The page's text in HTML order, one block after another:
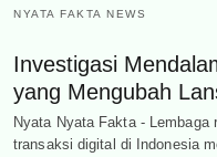
NYATA FAKTA NEWS
Investigasi
yang Mengubah
Nyata Nyata Fakta - Lembaga
transaksi digital di Indonesia